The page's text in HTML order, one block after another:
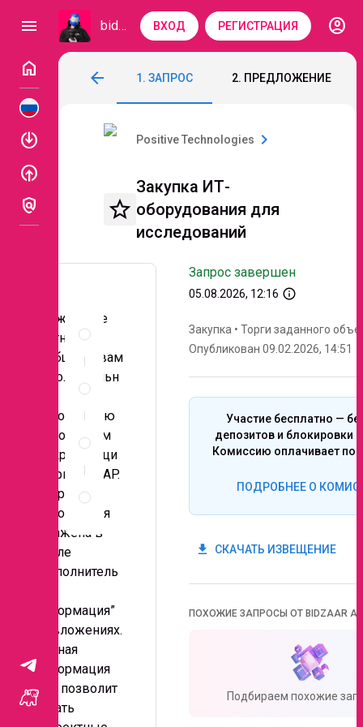
menu bidzaar ВХОД РЕГИСТРАЦИЯ
account_circle
home
enable
enable
policy
arrow_back
Закупка ИТ-оборудования для
1. ЗАПРОС 2. ПРЕДЛОЖЕНИЕ
Описание
Спецификация
критерии
запроса
Правила
запроса
Positive Technologies chevron_right
star_border
Закупка ИТ-
оборудования для
исследований
Уважаемые
партнеры,
сообщаем вам
дополнительн
информацию
по позициям
Микропозици
онеры и ASAP.
Подробная
информация
отражена в
файле
“Дополнитель
информация”
во вложениях.
Данная
информация
вам позволит
подать
Запрос завершен
05.08.2026, 12:16 info_outline
Закупка • Торги заданного
Опубликован 09.02.2026, 14:51
Участие бесплатно —
депозитов и блокировки
Комиссию оплачивает
ПОДРОБНЕЕ О
get_app СКАЧАТЬ ИЗВЕЩЕНИЕ
ПОХОЖИЕ ЗАПРОСЫ ОТ BIDZAAR AI
Подбираем похожие